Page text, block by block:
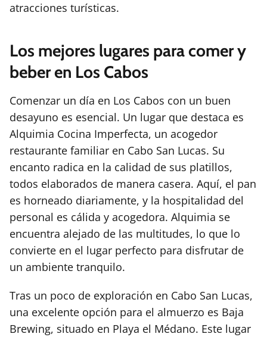
atracciones turísticas.
Los mejores lugares para comer y
beber en Los Cabos
Comenzar un día en Los Cabos con un buen
desayuno es esencial. Un lugar que destaca es
Alquimia Cocina Imperfecta, un acogedor
restaurante familiar en Cabo San Lucas. Su
encanto radica en la calidad de sus platillos,
todos elaborados de manera casera. Aquí, el pan
es horneado diariamente, y la hospitalidad del
personal es cálida y acogedora. Alquimia se
encuentra alejado de las multitudes, lo que lo
convierte en el lugar perfecto para disfrutar de
un ambiente tranquilo.
Tras un poco de exploración en Cabo San Lucas,
una excelente opción para el almuerzo es Baja
Brewing, situado en Playa el Médano. Este lugar